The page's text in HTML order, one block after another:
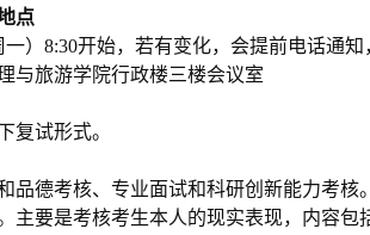
点
一） 8:30开始，若有变化，会提前电话通知
与旅游学院行政楼三楼会议室
复试形式。
品德考核、专业面试和科研创新能力考
主要是考核考生本人的现实表现，内容包